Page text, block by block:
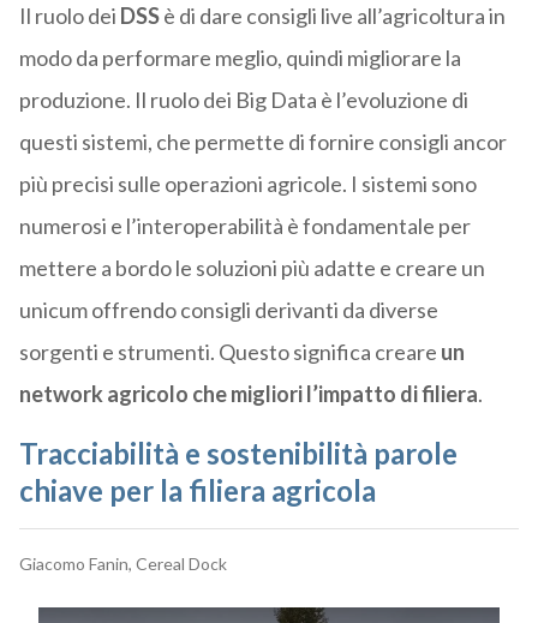
Il ruolo dei DSSè di dare consigli live all’agricoltura in
modo da performare meglio, quindi migliorare la
produzione. Il ruolo dei Big Data è l’evoluzione di
questi sistemi, che permette di fornire consigli ancor
più precisi sulle operazioni agricole. I sistemi sono
numerosi e l’interoperabilità è fondamentale per
mettere a bordo le soluzioni più adatte e creare un
unicum offrendo consigli derivanti da diverse
sorgenti e strumenti. Questo significa creare un
network agricolo che migliori l’impatto di filiera.
Tracciabilità e sostenibilità parole
chiave per la filiera agricola
Giacomo Fanin, Cereal Dock